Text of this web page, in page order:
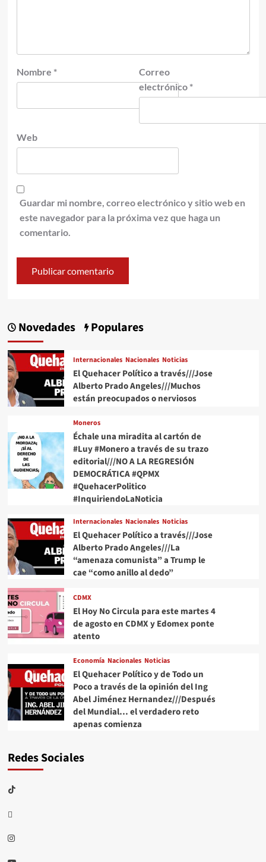
Nombre *
Correo
electrónico *
Web
Guardar mi nombre, correo electrónico y sitio web en
este navegador para la próxima vez que haga un
comentario.
Novedades Populares
Internacionales Nacionales Noticias
El Quehacer Político a través///Jose
Alberto Prado Angeles///Muchos
están preocupados o nerviosos
Moneros
Échale una miradita al cartón de
#Luy #Monero a través de su trazo
editorial///NO A LA REGRESIÓN
DEMOCRÁTICA #QPMX
#QuehacerPolitico
#InquiriendoLaNoticia
Internacionales Nacionales Noticias
El Quehacer Político a través///Jose
Alberto Prado Angeles///La
“amenaza comunista” a Trump le
cae “como anillo al dedo”
CDMX
El Hoy No Circula para este martes 4
de agosto en CDMX y Edomex ponte
atento
Economía Nacionales Noticias
El Quehacer Político y de Todo un
Poco a través de la opinión del Ing
Abel Jiménez Hernandez///Después
del Mundial… el verdadero reto
apenas comienza
Redes Sociales
TikTok
threads
Instagram